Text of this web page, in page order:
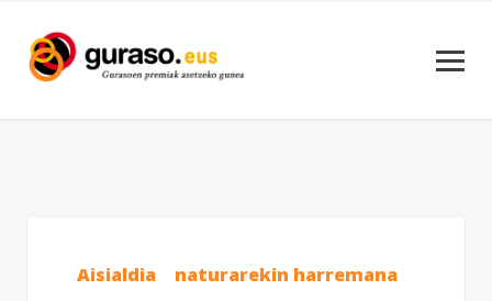
Aisialdia naturarekin harremana